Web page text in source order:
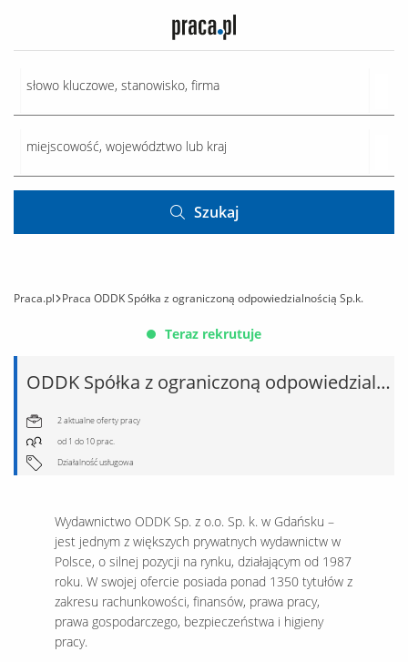
Szukaj
Praca.pl Praca ODDK Spółka z ograniczoną odpowiedzialnością Sp.k.
Teraz rekrutuje
ODDK Spółka z ograniczoną odpowiedzialnością Sp.k.
2 aktualne oferty pracy
od 1 do 10 prac.
Działalność usługowa
Wydawnictwo ODDK Sp. z o.o. Sp. k. w Gdańsku –
jest jednym z większych prywatnych wydawnictw w
Polsce, o silnej pozycji na rynku, działającym od 1987
roku. W swojej ofercie posiada ponad 1350 tytułów z
zakresu rachunkowości, finansów, prawa pracy,
prawa gospodarczego, bezpieczeństwa i higieny
pracy.